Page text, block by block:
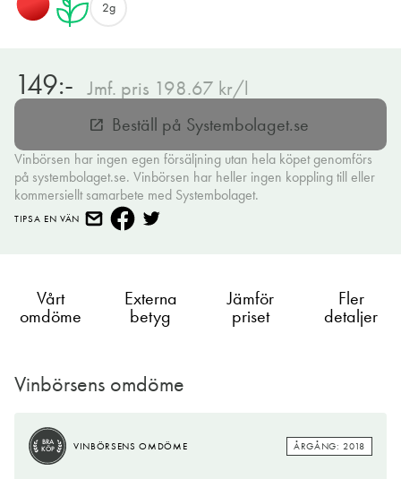
2g
149:- Jmf. pris 198.67 kr/l
open_in_new Beställ på Systembolaget.se
Vinbörsen har ingen egen försäljning utan hela köpet genomförs
på systembolaget.se. Vinbörsen har heller ingen koppling till eller
kommersiellt samarbete med Systembolaget.
TIPSA EN VÄN
Vårt
omdöme
Externa
betyg
Jämför
priset
Fler
detaljer
Vinbörsens omdöme
BRA
KÖP
VINBÖRSENS OMDÖME ÅRGÅNG: 2018